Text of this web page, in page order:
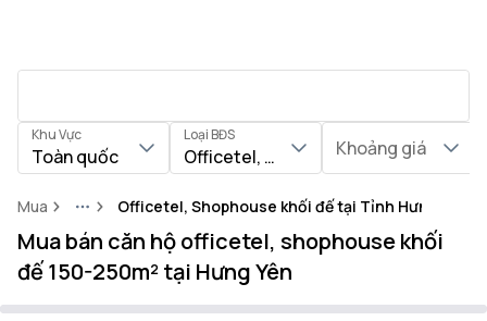
Khu Vực
Toàn quốc
Loại BĐS
Officetel, Shophouse khối đế
Khoảng giá
Mua MoreOfficetel, Shophouse khối đế tại Tỉnh Hưng Yên
Mua bán căn hộ officetel, shophouse khối
đế 150-250m² tại Hưng Yên